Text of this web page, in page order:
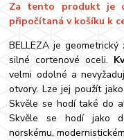
Za tento produkt je
připočítaná v košíku k
BELLEZA je geometrický
silné cortenové oceli.
velmi odolné a
otvory. Lze jej použít jako
Skvěle se hodí také do
Skvěle se hodí jako
norskému,